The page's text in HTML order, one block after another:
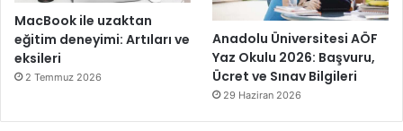
MacBook ile uzaktan
eğitim deneyimi: Artıları ve
eksileri
2 Temmuz 2026
Anadolu Üniversitesi AÖF
Yaz Okulu 2026: Başvuru,
Ücret ve Sınav Bilgileri
29 Haziran 2026